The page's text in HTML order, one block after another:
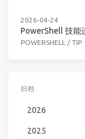
2026-04-24
PowerShell 技能
POWERSHELL / TIP
归档
2026
2025